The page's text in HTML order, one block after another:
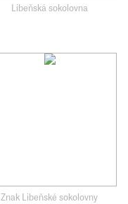
Libeňská sokolovna
Znak Libeňské sokolovny